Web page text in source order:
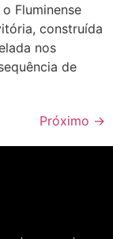
Fluminense
construída
nos
de
Próximo →